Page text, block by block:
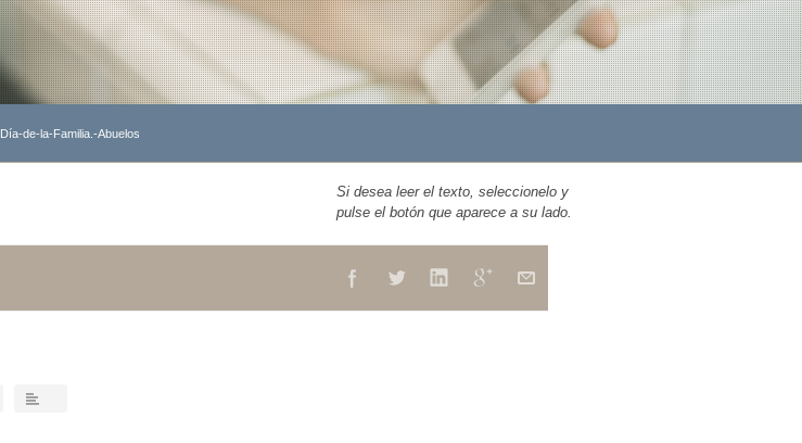
Día-de-la-Familia.-Abuelos
Si desea leer el texto, seleccionelo y
pulse el botón que aparece a su lado.